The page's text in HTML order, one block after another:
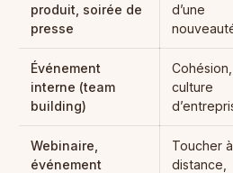
produit, soirée de
presse
d’une
Événement
interne (team
building)
Cohésion,
culture
Webinaire,
événement
Toucher à
distance,